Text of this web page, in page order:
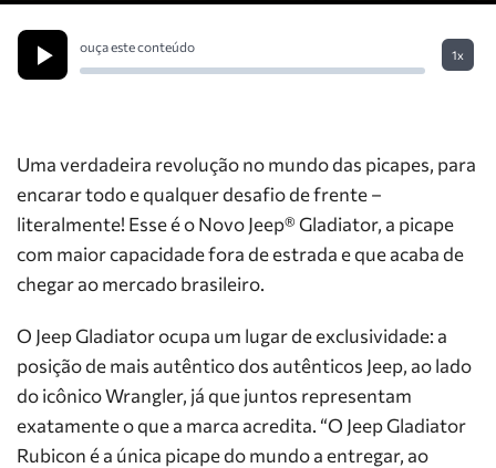
ouça este conteúdo
1x
Uma verdadeira revolução no mundo das picapes, para
encarar todo e qualquer desafio de frente –
literalmente! Esse é o Novo Jeep® Gladiator, a picape
com maior capacidade fora de estrada e que acaba de
chegar ao mercado brasileiro.
O Jeep Gladiator ocupa um lugar de exclusividade: a
posição de mais autêntico dos autênticos Jeep, ao lado
do icônico Wrangler, já que juntos representam
exatamente o que a marca acredita. “O Jeep Gladiator
Rubicon é a única picape do mundo a entregar, ao